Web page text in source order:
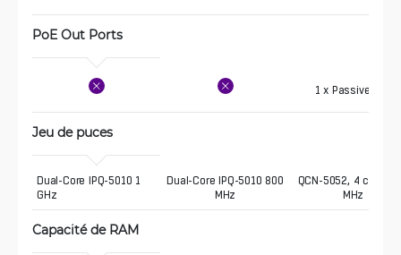
PoE Out Ports
1 x Passive PoE
Jeu de puces
Dual-Core IPQ-5010 1
GHz
Dual-Core IPQ-5010 800
MHz
QCN-5052, 4 core,
MHz
Capacité de RAM